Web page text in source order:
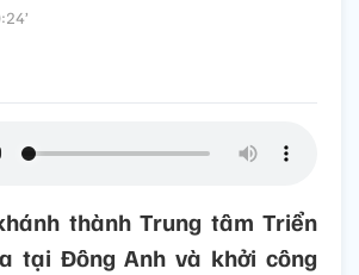
thành Trung tâm Triển
tại Đông Anh và khởi công